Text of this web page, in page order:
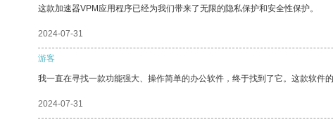
这款加速器VPM应用程序已经为我们带来了无限的隐私保护和安全性保护。
2024-07-31
游客
我一直在寻找一款功能强大、操作简单的办公软件，终于找到了它。这款软件
2024-07-31